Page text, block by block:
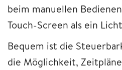
beim manuellen
Touch-Screen als ein
Bequem ist die
die Möglichkeit,